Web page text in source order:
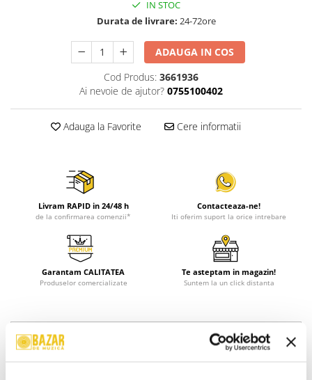
IN STOC
Durata de livrare: 24-72ore
ADAUGA IN COS
Cod Produs: 3661936
Ai nevoie de ajutor? 0755100402
Adauga la Favorite Cere informatii
Livram RAPID in 24/48 h
de la confirmarea comenzii*
Contacteaza-ne!
Iti oferim suport la orice intrebare
Garantam CALITATEA
Produselor comercializate
Te asteptam in magazin!
Suntem la un click distanta
Descriere